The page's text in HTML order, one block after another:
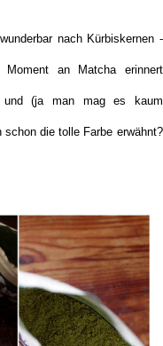
nach Kürbiskernen -
an Matcha erinnert
und (ja man mag es kaum
die tolle Farbe erwähnt?